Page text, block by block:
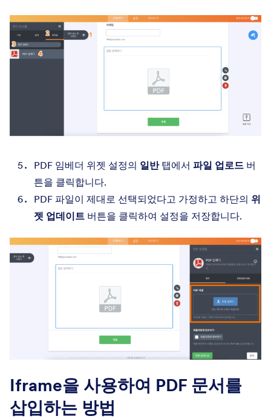
PDF 임베더 위젯 설정의 일반탭에서 파일 업로드 버
튼을 클릭합니다.
PDF 파일이 제대로 선택되었다고 가정하고 하단의 위
젯 업데이트 버튼을 클릭하여 설정을 저장합니다.
Iframe을 사용하여 PDF 문서를
삽입하는 방법